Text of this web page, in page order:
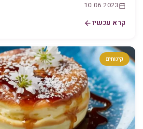
10.06.2023
קרא עכשיו
קינוחים